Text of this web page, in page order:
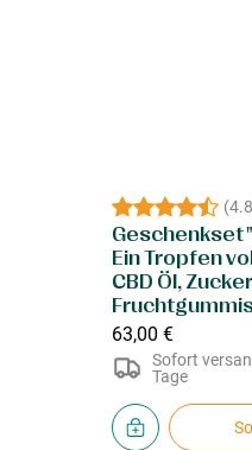
(4.8
Geschenkset
Ein Tropfen
CBD Öl,
63,00 €
Sofort
Tage